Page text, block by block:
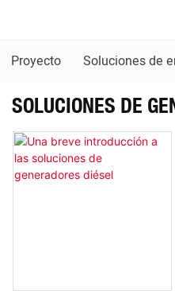
Proyecto Soluciones de
SOLUCIONES DE